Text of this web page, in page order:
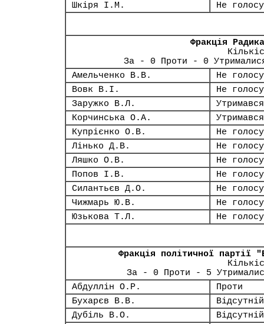
Шкіря І.М.
Не
Фракція
За - 0 Проти - 0
Амельченко В.В.
Не
Вовк В.І.
Не
Заружко В.Л.
Утримався
Корчинська О.А.
Утримався
Купрієнко О.В.
Не
Лінько Д.В.
Не
Ляшко О.В.
Не
Попов І.В.
Не
Силантьєв Д.О.
Не
Чижмарь Ю.В.
Не
Юзькова Т.Л.
Не
Фракція політичної партії
За - 0 Проти - 5
Абдуллін О.Р.
Проти
Бухарєв В.В.
Відсутній
Дубіль В.О.
Відсутній